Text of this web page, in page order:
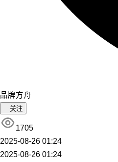
品牌方舟
关注
1705
2025-08-26 01:24
2025-08-26 01:24